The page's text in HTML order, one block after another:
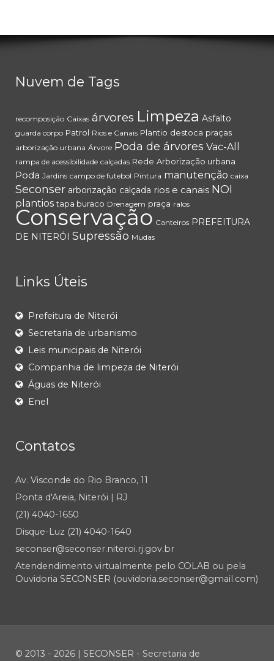
Nuvem de Tags
recomposição Caixas árvores Limpeza Asfalto
guarda corpo Patrol Rios e Canais Plantio destoca praças
arborização urbana Árvore Poda de árvores Vac-All
rampa de acessibilidade calçadas Rede Arborização urbana
Poda Jardins campo de futebol Pintura manutenção caixa
Seconser arborização calçada rios e canais NOI
plantios tapa buraco Drenagem praça ralos
Conservação Canteiros PREFEITURA
DE NITERÓI Supressão Mudas
Links Úteis
Prefeitura de Niterói
Secretaria de urbanismo
Leis municipais de Niterói
Companhia de limpeza de Niterói
Águas de Niterói
Enel
Contatos
Av. Visconde do Rio Branco, 11
Ponta d'Areia, Niterói | RJ
(21) 4040-1650
Disque-Luz (21) 4040-1640
seconser@seconser.niteroi.rj.gov.br
Atendendimento virtualmente pelo COLAB ou pela
Ouvidoria SECONSER (ouvidoria.seconser@gmail.com)
© 2013 - 2026 | SECONSER - Secretaria de